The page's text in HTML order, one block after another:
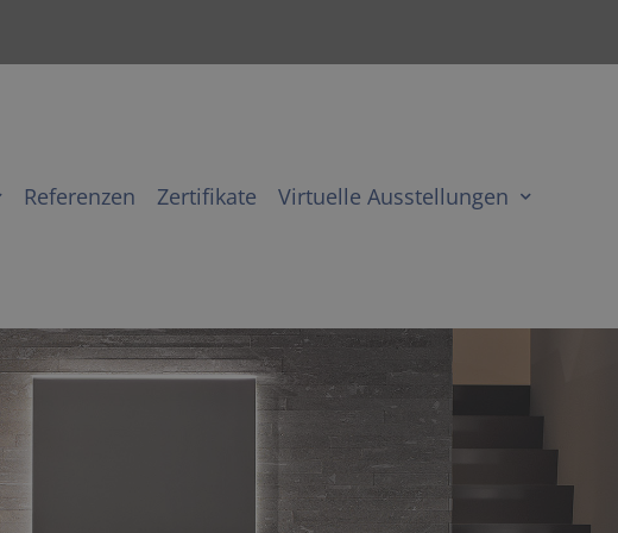
Referenzen Zertifikate Virtuelle Ausstellungen